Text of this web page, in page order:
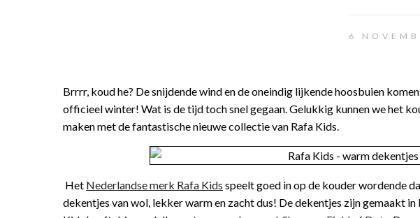
6
Brrrr, koud he? De snijdende wind en de oneindig lijkende hoosbuien
officieel winter! Wat is de tijd toch snel gegaan. Gelukkig kunnen we het
maken met de fantastische nieuwe collectie van Rafa Kids.
Het Nederlandse merk Rafa Kids speelt goed in op de kouder wordende
dekentjes van wol, lekker warm en zacht dus! De dekentjes zijn gemaakt